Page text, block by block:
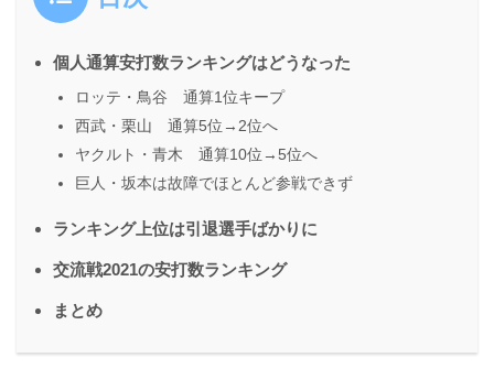
個人通算安打数ランキングはどうなった
ロッテ・鳥谷 通算1位キープ
西武・栗山 通算5位→2位へ
ヤクルト・青木 通算10位→5位へ
巨人・坂本は故障でほとんど参戦できず
ランキング上位は引退選手ばかりに
交流戦2021の安打数ランキング
まとめ